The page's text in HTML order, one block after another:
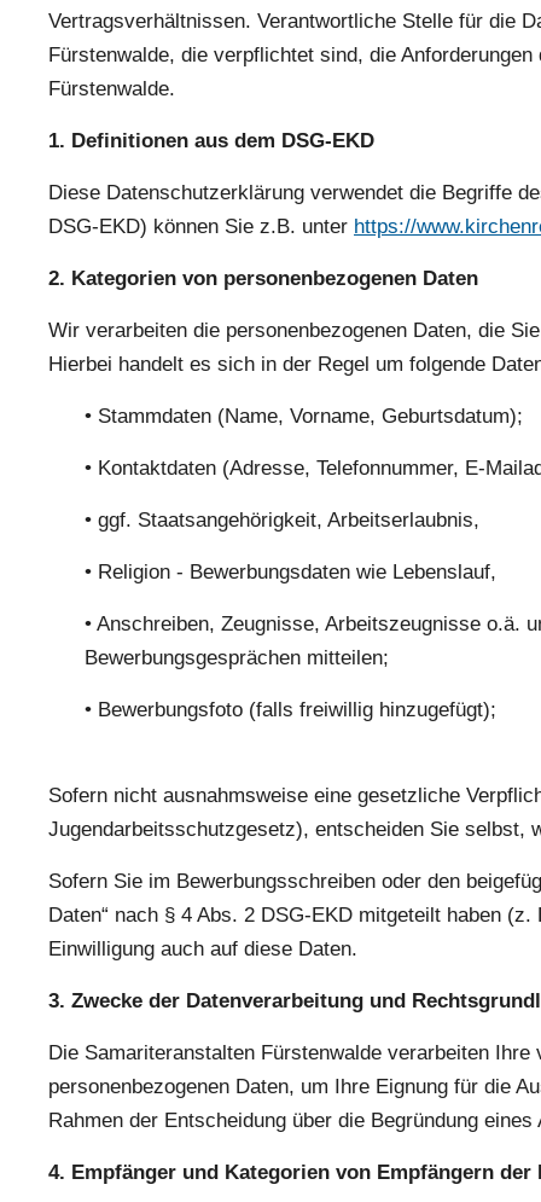
Vertragsverhältnissen. Verantwortliche Stelle für die
Fürstenwalde, die verpflichtet sind, die
Fürstenwalde.
1. Definitionen aus dem DSG-EKD
Diese Datenschutzerklärung verwendet die Begriffe
DSG-EKD) können Sie z.B. unter https://
2. Kategorien von personenbezogenen Daten
Wir verarbeiten die personenbezogenen Daten, die
Hierbei handelt es sich in der Regel um folgende
• Stammdaten (Name, Vorname, Geburtsdatum);
• Kontaktdaten (Adresse, Telefonnummer, E-
• ggf. Staatsangehörigkeit, Arbeitserlaubnis,
• Religion - Bewerbungsdaten wie Lebenslauf,
• Anschreiben, Zeugnisse, Arbeitszeugnisse o.ä.
Bewerbungsgesprächen mitteilen;
• Bewerbungsfoto (falls freiwillig hinzugefügt);
Sofern nicht ausnahmsweise eine gesetzliche
Jugendarbeitsschutzgesetz), entscheiden Sie selbst,
Sofern Sie im Bewerbungsschreiben oder den
Daten“ nach § 4 Abs. 2 DSG-EKD mitgeteilt haben
Einwilligung auch auf diese Daten.
3. Zwecke der Datenverarbeitung und
Die Samariteranstalten Fürstenwalde verarbeiten
personenbezogenen Daten, um Ihre Eignung für die
Rahmen der Entscheidung über die Begründung
4. Empfänger und Kategorien von Empfängern der